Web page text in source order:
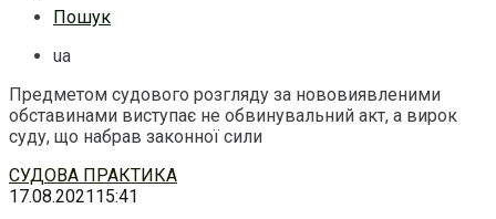
Пошук
ua
Предметом судового розгляду за нововиявленими
обставинами виступає не обвинувальний акт, а вирок
суду, що набрав законної сили
Перейти
до
СУДОВА ПРАКТИКА
17.08.202115:41